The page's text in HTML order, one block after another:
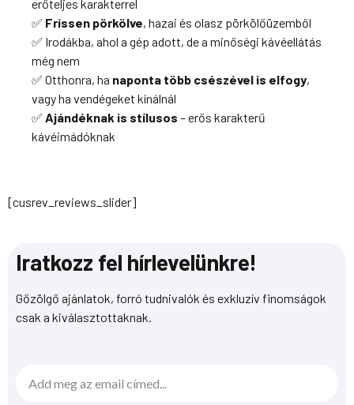
erőteljes karakterrel
✅ Frissen pörkölve, hazai és olasz pörkölőüzemből
✅ Irodákba, ahol a gép adott, de a minőségi kávéellátás
még nem
✅ Otthonra, ha naponta több csészével is elfogy,
vagy ha vendégeket kínálnál
✅ Ajándéknak is stílusos – erős karakterű
kávéimádóknak
[cusrev_reviews_slider]
Iratkozz fel hírlevelünkre!
Gőzölgő ajánlatok, forró tudnivalók és exkluzív finomságok
csak a kiválasztottaknak.